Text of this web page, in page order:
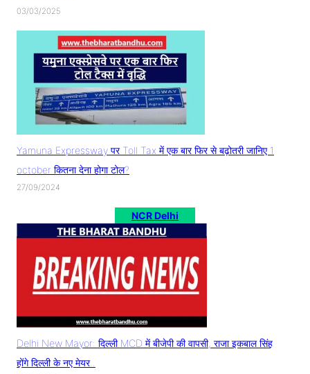
03/03/2025
Yamuna Expressway पर Toll Tax में एक बार फिर से बढ़ोतरी जानिए 1
october कितना देना होगा टोल?
27/09/2024
NCR Delhi
Delhi New Mayor: दिल्ली MCD में बीजेपी की वापसी, राजा इकबाल सिंह
होंगे दिल्ली के नए मेयर..